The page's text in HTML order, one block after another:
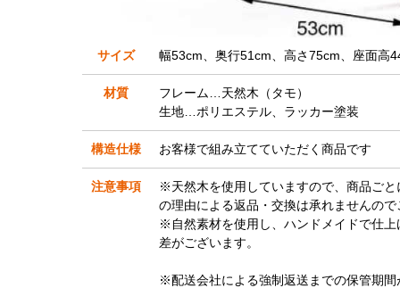
サイズ 幅53cm、奥行51cm、高さ75cm、座面高
材質
フレーム…天然木（タモ）
生地…ポリエステル、ラッカー塗装
構造仕様 お客様で組み立てていただく商品です
注意事項
※天然木を使用していますので、商品ご
の理由による返品・交換は承れませんの
※自然素材を使用し、ハンドメイドで仕
差がございます。
※配送会社による強制返送までの保管期